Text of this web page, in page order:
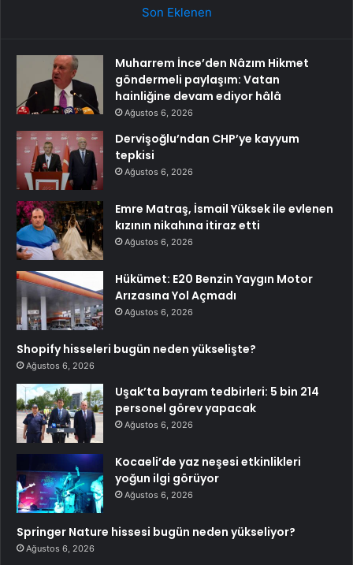
Son Eklenen
Muharrem İnce’den Nâzım Hikmet
göndermeli paylaşım: Vatan
hainliğine devam ediyor hâlâ
Ağustos 6, 2026
Dervişoğlu’ndan CHP’ye kayyum
tepkisi
Ağustos 6, 2026
Emre Matraş, İsmail Yüksek ile evlenen
kızının nikahına itiraz etti
Ağustos 6, 2026
Hükümet: E20 Benzin Yaygın Motor
Arızasına Yol Açmadı
Ağustos 6, 2026
Shopify hisseleri bugün neden yükselişte?
Ağustos 6, 2026
Uşak’ta bayram tedbirleri: 5 bin 214
personel görev yapacak
Ağustos 6, 2026
Kocaeli’de yaz neşesi etkinlikleri
yoğun ilgi görüyor
Ağustos 6, 2026
Springer Nature hissesi bugün neden yükseliyor?
Ağustos 6, 2026